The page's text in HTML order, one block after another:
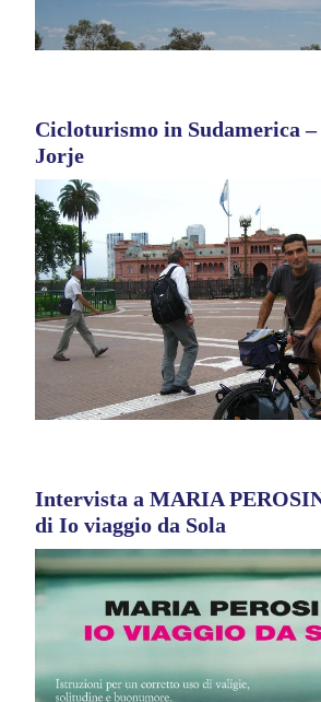
Cicloturismo in Sudamerica
Jorje
Intervista a MARIA
di Io viaggio da Sola